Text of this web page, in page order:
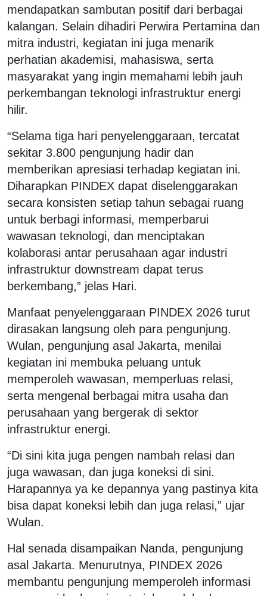
mendapatkan sambutan positif dari berbagai
kalangan. Selain dihadiri Perwira Pertamina dan
mitra industri, kegiatan ini juga menarik
perhatian akademisi, mahasiswa, serta
masyarakat yang ingin memahami lebih jauh
perkembangan teknologi infrastruktur energi
hilir.
“Selama tiga hari penyelenggaraan, tercatat
sekitar 3.800 pengunjung hadir dan
memberikan apresiasi terhadap kegiatan ini.
Diharapkan PINDEX dapat diselenggarakan
secara konsisten setiap tahun sebagai ruang
untuk berbagi informasi, memperbarui
wawasan teknologi, dan menciptakan
kolaborasi antar perusahaan agar industri
infrastruktur downstream dapat terus
berkembang,” jelas Hari.
Manfaat penyelenggaraan PINDEX 2026 turut
dirasakan langsung oleh para pengunjung.
Wulan, pengunjung asal Jakarta, menilai
kegiatan ini membuka peluang untuk
memperoleh wawasan, memperluas relasi,
serta mengenal berbagai mitra usaha dan
perusahaan yang bergerak di sektor
infrastruktur energi.
“Di sini kita juga pengen nambah relasi dan
juga wawasan, dan juga koneksi di sini.
Harapannya ya ke depannya yang pastinya kita
bisa dapat koneksi lebih dan juga relasi,” ujar
Wulan.
Hal senada disampaikan Nanda, pengunjung
asal Jakarta. Menurutnya, PINDEX 2026
membantu pengunjung memperoleh informasi